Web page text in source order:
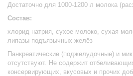
Достаточно для 1000-1200 л молока
Состав:
хлорид натрия, сухое молоко, сухая
липазы подъязычных желёз
Панкреатические (поджелудочные) и
отсутствуют. Не содержит
консервирующих, вкусовых и прочих